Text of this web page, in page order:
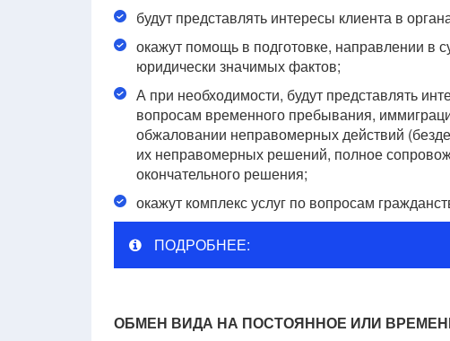
будут представлять интересы клиента в
окажут помощь в подготовке, направлении в
юридически значимых фактов;
А при необходимости, будут представлять
вопросам временного пребывания,
обжаловании неправомерных действий
их неправомерных решений, полное
окончательного решения;
окажут комплекс услуг по вопросам
ПОДРОБНЕЕ:
ОБМЕН ВИДА НА ПОСТОЯННОЕ ИЛИ